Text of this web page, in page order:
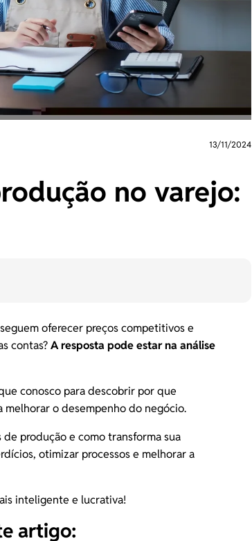
13/11/2024
no varejo:
oferecer preços competitivos e
contas?A resposta pode estar na análise
conosco para descobrir por que
o desempenho do negócio.
produção e como transforma sua
otimizar processos e melhorar a
inteligente e lucrativa!
artigo: